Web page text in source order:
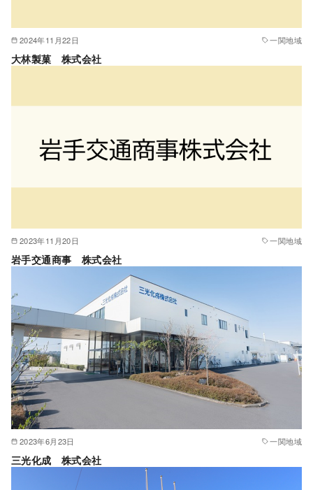
2024年11月22日 一関地域
大林製菓 株式会社
2023年11月20日 一関地域
岩手交通商事 株式会社
2023年6月23日 一関地域
三光化成 株式会社